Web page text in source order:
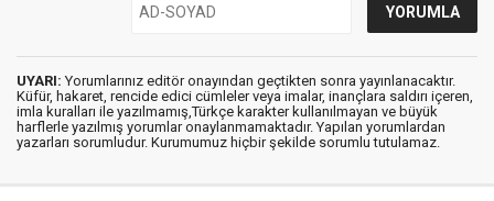
UYARI: Yorumlarınız editör onayından geçtikten sonra yayınlanacaktır.
Küfür, hakaret, rencide edici cümleler veya imalar, inançlara saldırı içeren,
imla kuralları ile yazılmamış,Türkçe karakter kullanılmayan ve büyük
harflerle yazılmış yorumlar onaylanmamaktadır. Yapılan yorumlardan
yazarları sorumludur. Kurumumuz hiçbir şekilde sorumlu tutulamaz.